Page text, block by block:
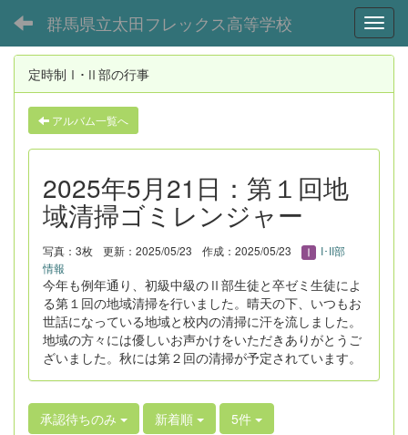
群馬県立太田フレックス高等学校
定時制Ⅰ･Ⅱ部の行事
アルバム一覧へ
2025年5月21日：第１回地
域清掃ゴミレンジャー
写真：3枚 更新：2025/05/23 作成：2025/05/23
I･II部
情報
今年も例年通り、初級中級のⅡ部生徒と卒ゼミ生徒によ
る第１回の地域清掃を行いました。晴天の下、いつもお
世話になっている地域と校内の清掃に汗を流しました。
地域の方々には優しいお声かけをいただきありがとうご
ざいました。秋には第２回の清掃が予定されています。
承認待ちのみ 新着順 5件